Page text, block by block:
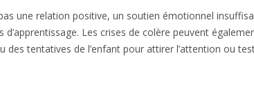
une relation positive, un soutien émotionnel
Les crises de colère peuvent
tentatives de l’enfant pour attirer l’attention ou